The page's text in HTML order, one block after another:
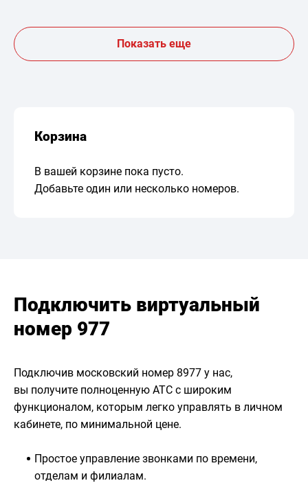
Показать еще
Корзина
В вашей корзине пока пусто.
Добавьте один или несколько номеров.
Подключить виртуальный
номер 977
Подключив московский номер 8977 у нас,
вы получите полноценную АТС с широким
функционалом, которым легко управлять в личном
кабинете, по минимальной цене.
Простое управление звонками по времени,
отделам и филиалам.